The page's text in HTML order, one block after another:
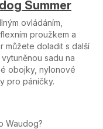
Summer
ovládáním,
proužkem a
můžete doladit s další
sadu na
obojky, nylonové
pro páníčky.
Waudog?